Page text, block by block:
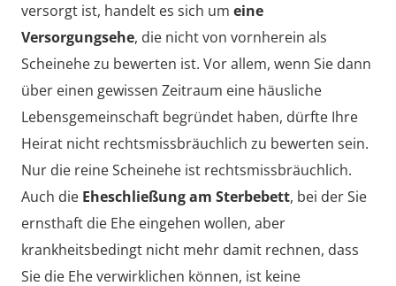
versorgt ist, handelt es sich um eine
Versorgungsehe, die nicht von vornherein als
Scheinehe zu bewerten ist. Vor allem, wenn Sie dann
über einen gewissen Zeitraum eine häusliche
Lebensgemeinschaft begründet haben, dürfte Ihre
Heirat nicht rechtsmissbräuchlich zu bewerten sein.
Nur die reine Scheinehe ist rechtsmissbräuchlich.
Auch die Eheschließung am Sterbebett, bei der Sie
ernsthaft die Ehe eingehen wollen, aber
krankheitsbedingt nicht mehr damit rechnen, dass
Sie die Ehe verwirklichen können, ist keine